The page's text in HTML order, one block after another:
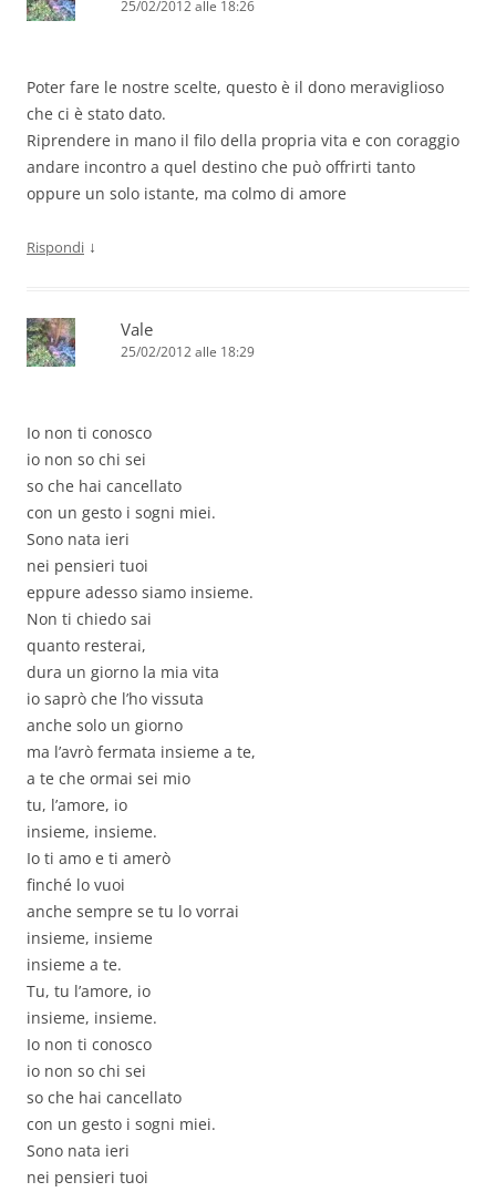
25/02/2012 alle 18:26
Poter fare le nostre scelte, questo è il dono meraviglioso
che ci è stato dato.
Riprendere in mano il filo della propria vita e con coraggio
andare incontro a quel destino che può offrirti tanto
oppure un solo istante, ma colmo di amore
Rispondi ↓
Vale
25/02/2012 alle 18:29
Io non ti conosco
io non so chi sei
so che hai cancellato
con un gesto i sogni miei.
Sono nata ieri
nei pensieri tuoi
eppure adesso siamo insieme.
Non ti chiedo sai
quanto resterai,
dura un giorno la mia vita
io saprò che l’ho vissuta
anche solo un giorno
ma l’avrò fermata insieme a te,
a te che ormai sei mio
tu, l’amore, io
insieme, insieme.
Io ti amo e ti amerò
finché lo vuoi
anche sempre se tu lo vorrai
insieme, insieme
insieme a te.
Tu, tu l’amore, io
insieme, insieme.
Io non ti conosco
io non so chi sei
so che hai cancellato
con un gesto i sogni miei.
Sono nata ieri
nei pensieri tuoi